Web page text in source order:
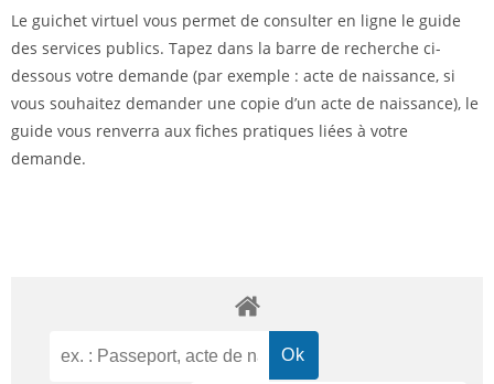
Le guichet virtuel vous permet de consulter en ligne le guide
des services publics. Tapez dans la barre de recherche ci-
dessous votre demande (par exemple : acte de naissance, si
vous souhaitez demander une copie d’un acte de naissance), le
guide vous renverra aux fiches pratiques liées à votre
demande.